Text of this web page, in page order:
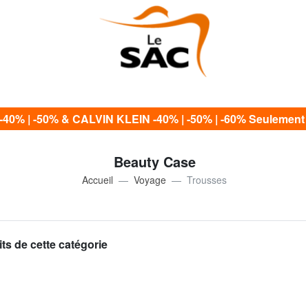
| -50% & CALVIN KLEIN -40% | -50% | -60%
Beauty Case
Accueil Voyage Trousses
de cette catégorie